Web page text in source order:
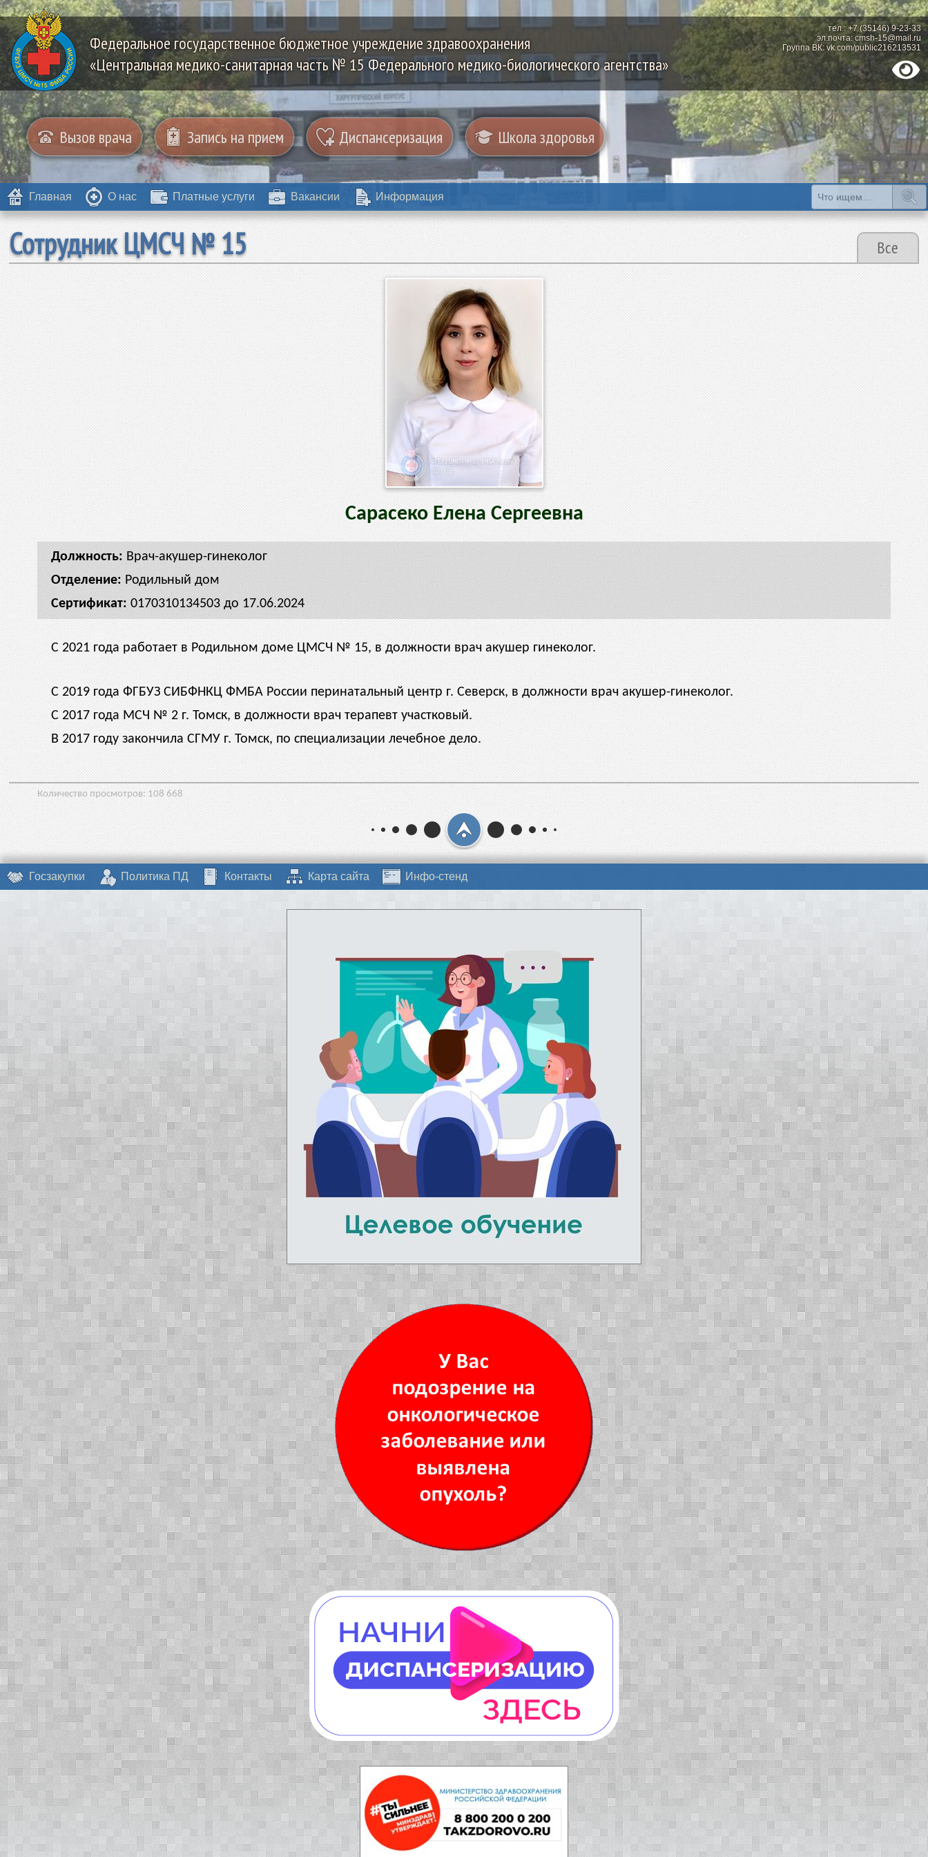
Федеральное государственное бюджетное учреждение здравоохранения
«Центральная медико-санитарная часть № 15 Федерального медико-биологического агентства»
тел.: +7 (35146) 9-23-33
эл.почта: cmsh-15@mail.ru
Группа ВК: vk.com/public216213531
Вызов врача Запись на прием Диспансеризация Школа здоровья
Главная О нас Платные услуги Вакансии Информация
Сотрудник ЦМСЧ № 15 Все
СарасекоЕленаСергеевна
Врач-акушер-гинеколог
Родильный дом
0170310134503 до 17.06.2024
С 2021 года работает в Родильном доме ЦМСЧ № 15, в должности врач акушер гинеколог.
С 2019 года ФГБУЗ СИБФНКЦ ФМБА России перинатальный центр г. Северск, в должности врач акушер-гинеколог.
С 2017 года МСЧ № 2 г. Томск, в должности врач терапевт участковый.
В 2017 году закончила СГМУ г. Томск, по специализации лечебное дело.
Количество просмотров: 108 668
Госзакупки Политика ПД Контакты Карта сайта Инфо-стенд